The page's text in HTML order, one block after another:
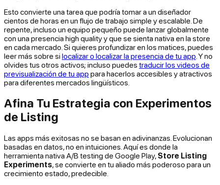
Esto convierte una tarea que podría tomar a un diseñador
cientos de horas en un flujo de trabajo simple y escalable. De
repente, incluso un equipo pequeño puede lanzar globalmente
con una presencia high quality y que se sienta nativa en la store
en cada mercado. Si quieres profundizar en los matices, puedes
leer más sobre silocalizar o localizar la presencia de tu app . Y no
olvides tus otros activos; incluso puedes traducir los videos de
previsualización de tu app para hacerlos accesibles y atractivos
para diferentes mercados lingüísticos.
Afina Tu Estrategia con Experimentos
de Listing
Las apps más exitosas no se basan en adivinanzas. Evolucionan
basadas en datos, no en intuiciones. Aquí es donde la
herramienta nativa A/B testing de Google Play, Store Listing
Experiments, se convierte en tu aliado más poderoso para un
crecimiento estado, predecible.